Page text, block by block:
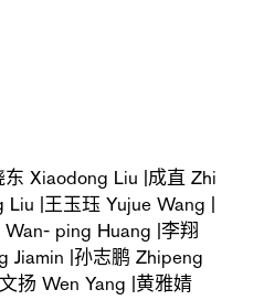
Xiaodong Liu |成直 Zhi
|王玉珏 Yujue Wang |
ping Huang |李翔
Jiamin |孙志鹏 Zhipeng
扬 Wen Yang |黄雅婧